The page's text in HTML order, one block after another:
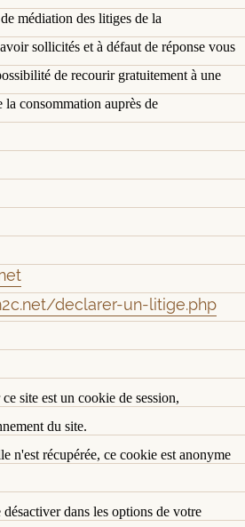
médiation des litiges de la
sollicités et à défaut de réponse vous
de recourir gratuitement à une
consommation auprès de
declarer-un-litige.php
site est un cookie de session,
du site.
n'est récupérée, ce cookie est anonyme
dans les options de votre